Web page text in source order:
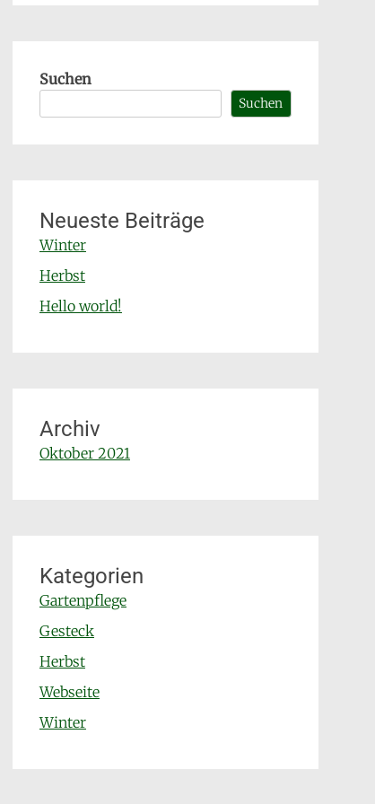
Suchen
Suchen
Neueste Beiträge
Winter
Herbst
Hello world!
Archiv
Oktober 2021
Kategorien
Gartenpflege
Gesteck
Herbst
Webseite
Winter